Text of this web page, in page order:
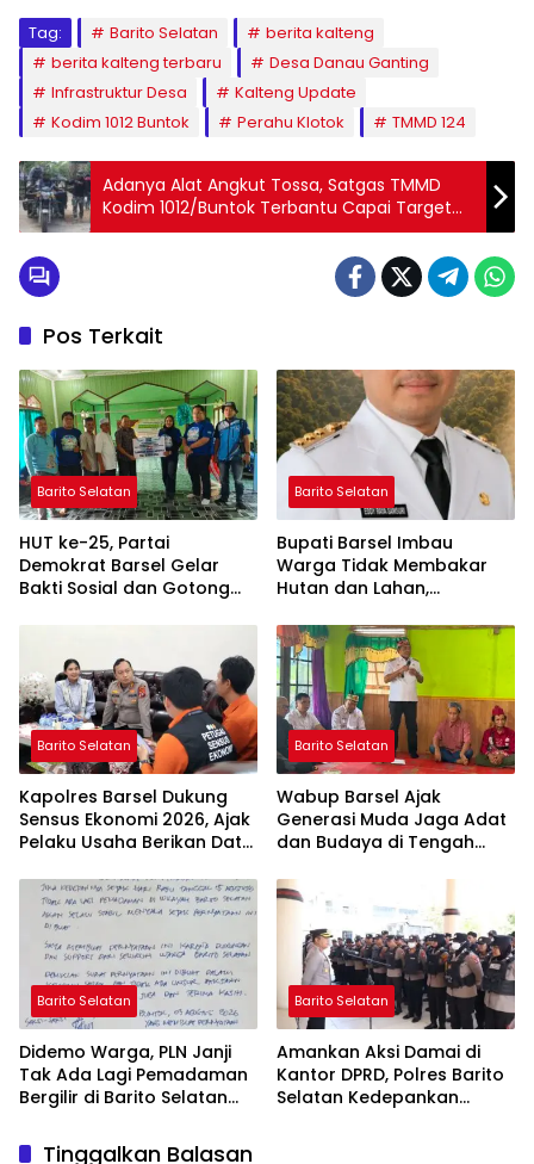
Tag: Barito Selatan
berita kalteng
berita kalteng terbaru
Desa Danau Ganting
Infrastruktur Desa
Kalteng Update
Kodim 1012 Buntok
Perahu Klotok TMMD 124
Adanya Alat Angkut Tossa, Satgas TMMD
Kodim 1012/Buntok Terbantu Capai Target
Pembangunan
Pos Terkait
Barito Selatan
HUT ke-25, Partai
Demokrat Barsel Gelar
Bakti Sosial dan Gotong
Ashfiya
Barito Selatan
Bupati Barsel Imbau
Warga Tidak Membakar
Hutan dan Lahan,
Bebas Kabut Asap
Barito Selatan
Kapolres Barsel Dukung
Sensus Ekonomi 2026, Ajak
Pelaku Usaha Berikan Data
Barito Selatan
Wabup Barsel Ajak
Generasi Muda Jaga Adat
dan Budaya di Tengah
Barito Selatan
Didemo Warga, PLN Janji
Tak Ada Lagi Pemadaman
Bergilir di Barito Selatan
Barito Selatan
Amankan Aksi Damai di
Kantor DPRD, Polres Barito
Selatan Kedepankan
Tinggalkan Balasan